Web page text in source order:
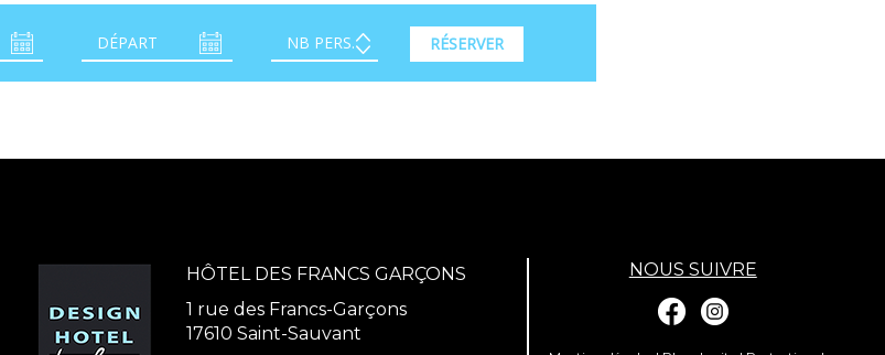
RÉSERVER
HÔTEL DES FRANCS GARÇONS
1 rue des Francs-Garçons
17610 Saint-Sauvant
NOUS SUIVRE